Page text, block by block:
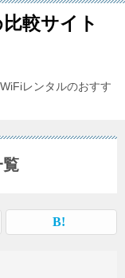
較サイト
レンタルのおすす
覧